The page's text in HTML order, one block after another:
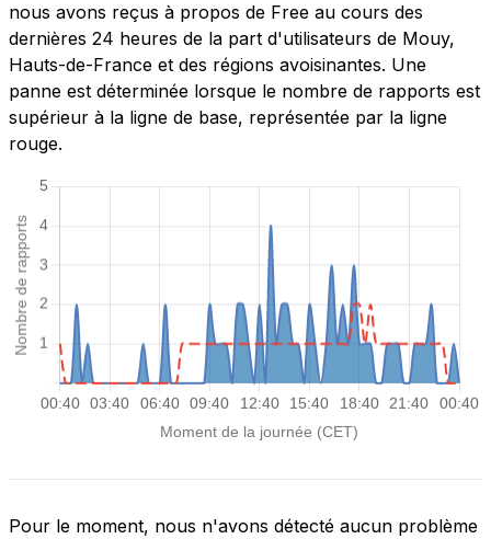
nous avons reçus à propos de Free au cours des
dernières 24 heures de la part d'utilisateurs de Mouy,
Hauts-de-France et des régions avoisinantes. Une
panne est déterminée lorsque le nombre de rapports est
supérieur à la ligne de base, représentée par la ligne
rouge.
Pour le moment, nous n'avons détecté aucun problème